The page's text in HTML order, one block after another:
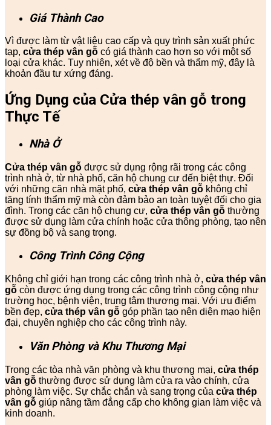
Giá Thành Cao
Vì được làm từ vật liệu cao cấp và quy trình sản xuất phức
tạp, cửa thép vân gỗ có giá thành cao hơn so với một số
loại cửa khác. Tuy nhiên, xét về độ bền và thẩm mỹ, đây là
khoản đầu tư xứng đáng.
Ứng Dụng của Cửa thép vân gỗ trong
Thực Tế
Nhà Ở
Cửa thép vân gỗ được sử dụng rộng rãi trong các công
trình nhà ở, từ nhà phố, căn hộ chung cư đến biệt thự. Đối
với những căn nhà mặt phố, cửa thép vân gỗ không chỉ
tăng tính thẩm mỹ mà còn đảm bảo an toàn tuyệt đối cho gia
đình. Trong các căn hộ chung cư, cửa thép vân gỗ thường
được sử dụng làm cửa chính hoặc cửa thông phòng, tạo nên
sự đồng bộ và sang trọng.
Công Trình Công Cộng
Không chỉ giới hạn trong các công trình nhà ở, cửa thép vân
gỗ còn được ứng dụng trong các công trình công cộng như
trường học, bệnh viện, trung tâm thương mại. Với ưu điểm
bền đẹp, cửa thép vân gỗ góp phần tạo nên diện mạo hiện
đại, chuyên nghiệp cho các công trình này.
Văn Phòng và Khu Thương Mại
Trong các tòa nhà văn phòng và khu thương mại, cửa thép
vân gỗ thường được sử dụng làm cửa ra vào chính, cửa
phòng làm việc. Sự chắc chắn và sang trọng của cửa thép
vân gỗ giúp nâng tầm đẳng cấp cho không gian làm việc và
kinh doanh.